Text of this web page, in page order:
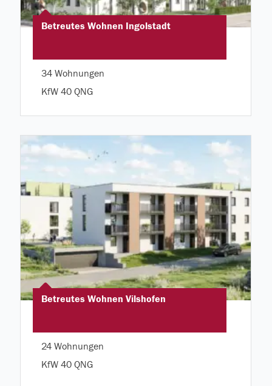
Betreutes Wohnen Ingolstadt
34 Wohnungen
KfW 40 QNG
Betreutes Wohnen Vilshofen
24 Wohnungen
KfW 40 QNG